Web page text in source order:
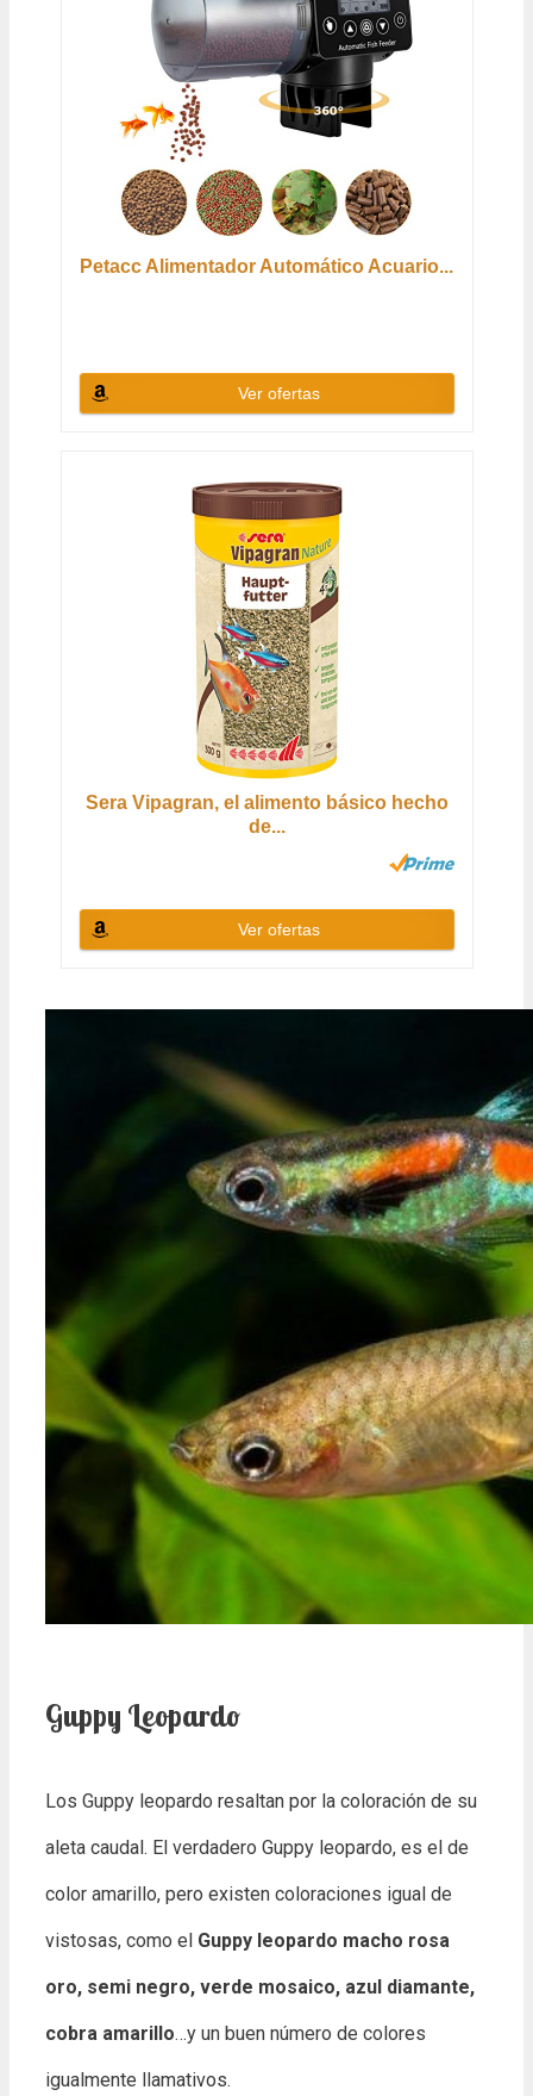
Petacc Alimentador Automático Acuario...
Ver ofertas
Sera Vipagran, el alimento básico hecho
de...
Ver ofertas
Guppy Leopardo
Los Guppy leopardo resaltan por la coloración de su
aleta caudal. El verdadero Guppy leopardo, es el de
color amarillo, pero existen coloraciones igual de
vistosas, como el Guppy leopardo macho rosa
oro, semi negro, verde mosaico, azul diamante,
cobra amarillo…y un buen número de colores
igualmente llamativos.